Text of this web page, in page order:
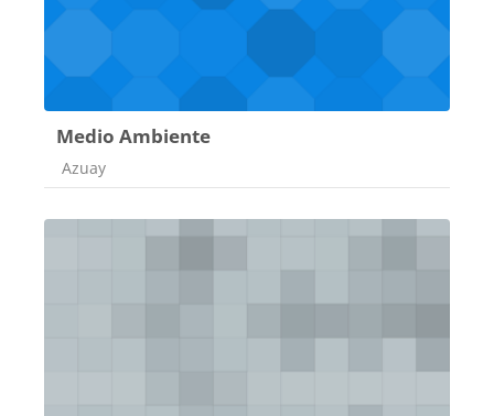
Medio Ambiente
Categoría de cursos
Azuay